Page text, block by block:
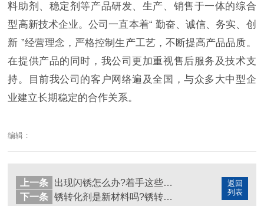
料助剂、稳定剂等产品研发、生产、销售于一体的综合
型高新技术企业。公司一直本着“ 勤奋、诚信、务实、创
新 ”经营理念，严格控制生产工艺，不断提高产品品质。
在提供产品的同时，我公司更加重视售后服务及技术支
持。目前我公司的客户网络遍及全国，与众多大中型企
业建立长期稳定的合作关系。
编辑：
返回
列表
上一条
出现闪锈怎么办?着手这些方面可以预防闪锈
下一条
锈转化剂是新材料吗?锈转化剂施工流程